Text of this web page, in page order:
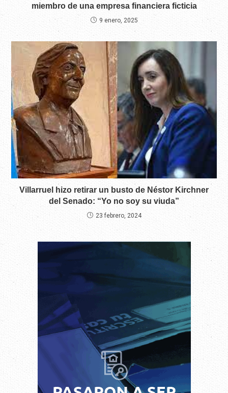
miembro de una empresa financiera ficticia
9 enero, 2025
Villarruel hizo retirar un busto de Néstor Kirchner
del Senado: “Yo no soy su viuda”
23 febrero, 2024